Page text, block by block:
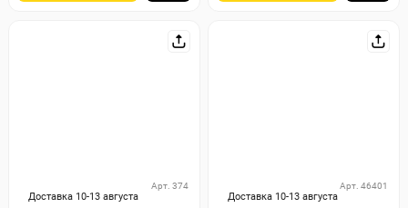
Доставка 10-13 августа
Арт. 374
Доставка 10-13 августа
Арт. 46401